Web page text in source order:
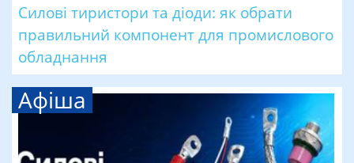
Силові тиристори та діоди: як обрати
правильний компонент для промислового
обладнання
Афіша